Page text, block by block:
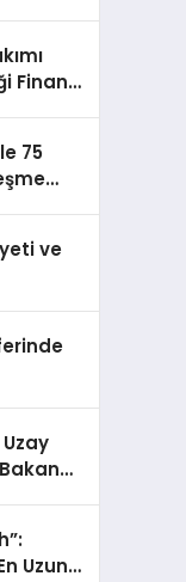
Finans
75
ve
Uzun